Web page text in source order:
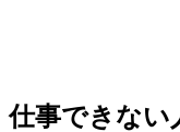
仕事できない